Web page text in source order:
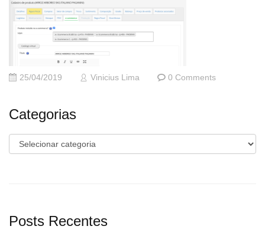
25/04/2019 Vinicius Lima 0 Comments
Categorias
Categorias
Posts Recentes